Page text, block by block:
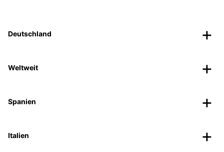
Deutschland
Weltweit
Spanien
Italien